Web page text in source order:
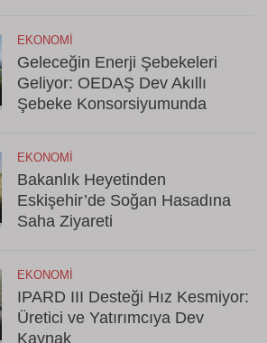
EKONOMI
Geleceğin Enerji Şebekeleri
Geliyor: OEDAŞ Dev Akıllı
Şebeke Konsorsiyumunda
EKONOMI
Bakanlık Heyetinden
Eskişehir’de Soğan Hasadına
Saha Ziyareti
EKONOMI
IPARD III Desteği Hız Kesmiyor:
Üretici ve Yatırımcıya Dev
Kaynak